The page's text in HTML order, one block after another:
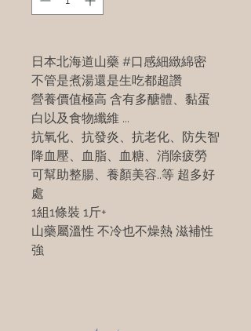
日本北海道山藥 #口感細緻綿密
不管是煮湯還是生吃都超讚
營養價值極高 含有多醣體、黏蛋
白以及食物纖維 ...
抗氧化、抗發炎、抗老化、防失智
降血壓、血脂、血糖、消除疲勞
可幫助整腸、養顏美容..等 超多好
處
1組1條裝 1斤+
山藥屬溫性 不冷也不燥熱 滋補性
強